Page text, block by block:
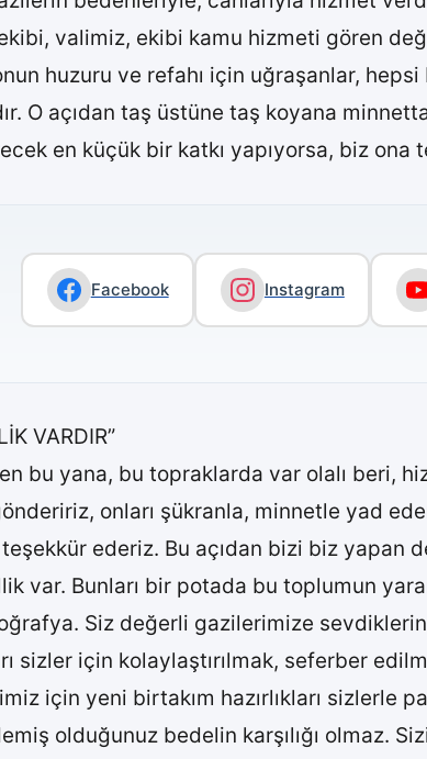
valimiz, ekibi kamu hizmeti gören
huzuru ve refahı için uğraşanlar,
O açıdan taş üstüne taş koyana
en küçük bir katkı yapıyorsa, biz
Facebook Instagram
VARDIR”
bu yana, bu topraklarda var olalı beri,
onları şükranla, minnetle yad
ederiz. Bu açıdan bizi biz yapan
var. Bunları bir potada bu toplumun
Siz değerli gazilerimize
sizler için kolaylaştırılmak, seferber
için yeni birtakım hazırlıkları sizlerle
olduğunuz bedelin karşılığı olmaz.